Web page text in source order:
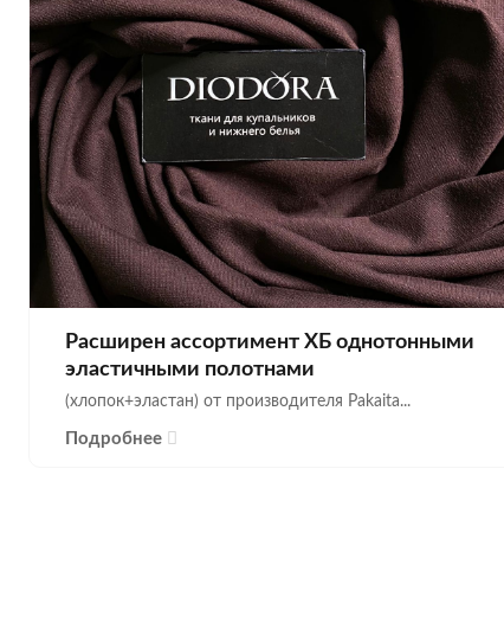
Расширен ассортимент ХБ однотонными
эластичными полотнами
(хлопок+эластан) от производителя Pakaita...
Подробнее